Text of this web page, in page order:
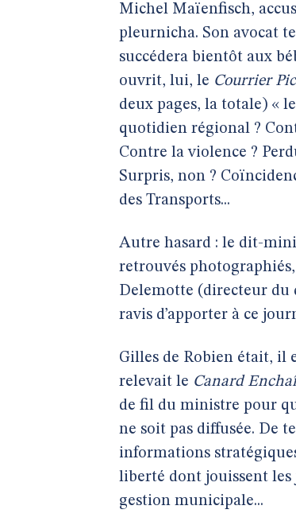
Michel Maïenfisch,
pleurnicha. Son avocat
succédera bientôt aux
ouvrit, lui, le Courrier
deux pages, la totale) «
quotidien régional ?
Contre la violence ?
Surpris, non ?
des Transports...
Autre hasard : le dit-
retrouvés
Delemotte (directeur du
ravis d’apporter à ce
Gilles de Robien était, il
relevait le Canard
de fil du ministre pour
ne soit pas diffusée. De
informations
liberté dont jouissent les
gestion municipale...